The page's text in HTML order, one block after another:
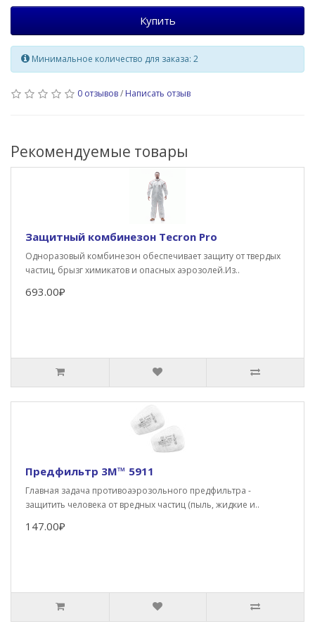
Купить
Минимальное количество для заказа: 2
0 отзывов/ Написать отзыв
Рекомендуемые товары
Защитный комбинезон Tecron Pro
Одноразовый комбинезон обеспечивает защиту от твердых
частиц, брызг химикатов и опасных аэрозолей.Из..
693.00₽
Предфильтр 3М™ 5911
Главная задача противоаэрозольного предфильтра -
защитить человека от вредных частиц (пыль, жидкие и..
147.00₽